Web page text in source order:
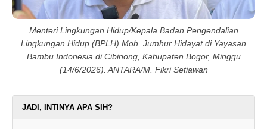
Menteri Lingkungan Hidup/Kepala Badan Pengendalian
Lingkungan Hidup (BPLH) Moh. Jumhur Hidayat di Yayasan
Bambu Indonesia di Cibinong, Kabupaten Bogor, Minggu
(14/6/2026). ANTARA/M. Fikri Setiawan
JADI, INTINYA APA SIH?